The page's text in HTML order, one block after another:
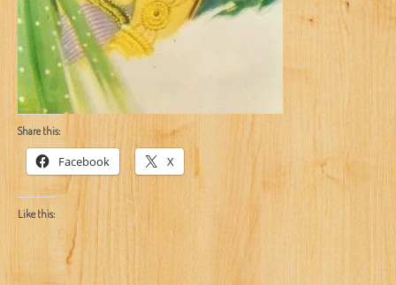
Share this:
Facebook X
Like this: